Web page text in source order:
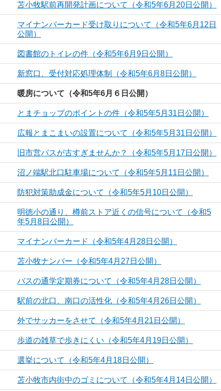
苫小牧駅前再開発計画について（令和5年6月20日公開）
マイナンバーカード受け取りについて（令和5年6月12日
公開）
図書館のトイレの件（令和5年6月9日公開）
新窓口、受付対応処理体制（令和5年6月8日公開）
暖房について（令和5年6月６日公開）
とまチョップのポイントの件（令和5年5月31日公開）
広報とまこまいの設置について（令和5年5月31日公開）
旧市営バスが古すぎませんか？（令和5年5月17日公開）
沼ノ端駅北口駐車場について（令和5年5月11日公開）
防犯対策助成金について（令和5年5月10日公開）
明徳小の通り、樽前ストア近くの信号について（令和5
年5月8日公開）
マイナンバーカード（令和5年4月28日公開）
苫小牧ナンバー（令和5年4月27日公開）
バスの通学定期券について（令和5年4月28日公開）
駅前の北口、南口の活性化（令和5年4月26日公開）
外でサッカーをさせて（令和5年4月21日公開）
歩道の雑草で歩きにくい（令和5年4月19日公開）
選挙について（令和5年4月18日公開）
苫小牧市内街中のゴミについて（令和5年4月14日公開）